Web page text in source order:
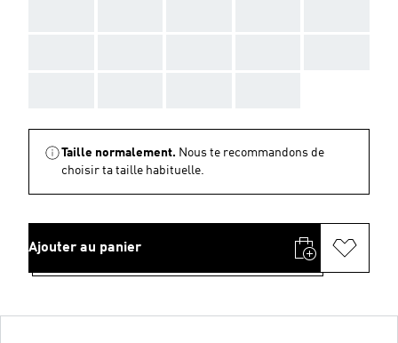
Taille normalement. Nous te recommandons de
choisir ta taille habituelle.
Ajouter au panier